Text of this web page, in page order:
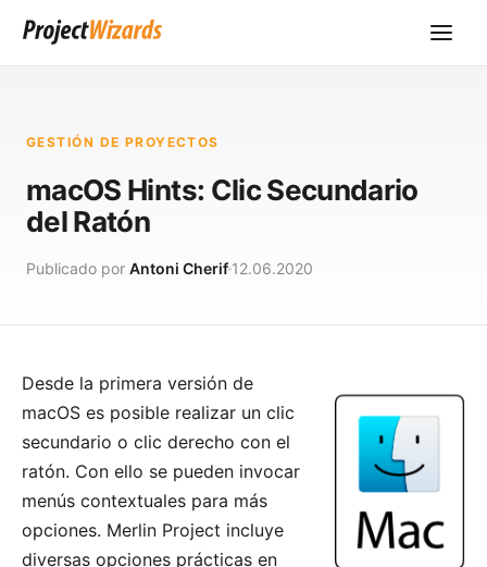
GESTIÓN DE PROYECTOS
macOS Hints: Clic Secundario
del Ratón
Publicado por Antoni Cherif 12.06.2020
Desde la primera versión de
macOS es posible realizar un clic
secundario o clic derecho con el
ratón. Con ello se pueden invocar
menús contextuales para más
opciones. Merlin Project incluye
diversas opciones prácticas en